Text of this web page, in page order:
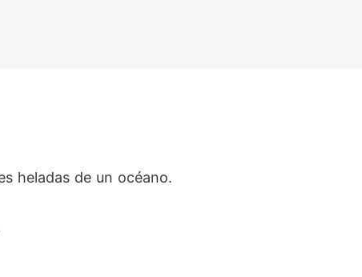
heladas de un océano.